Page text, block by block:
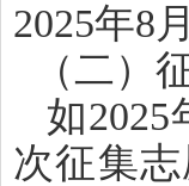
2025年8
（二）
如
次征集